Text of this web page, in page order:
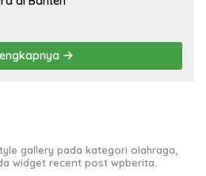
gallery pada kategori olahraga,
widget recent post wpberita.